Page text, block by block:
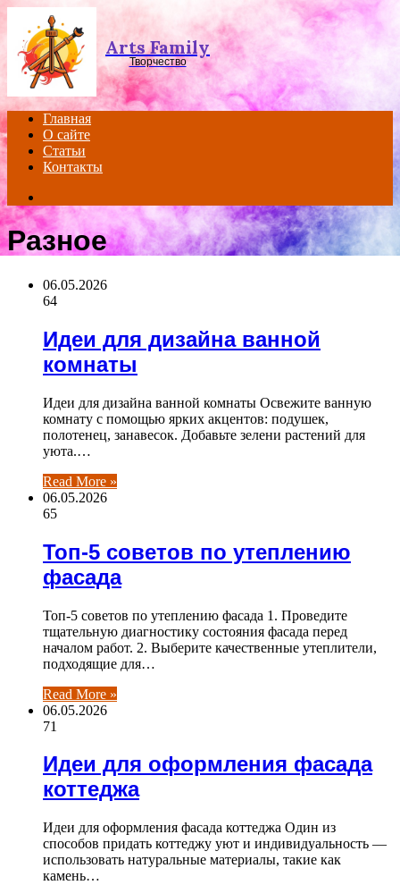
Arts Family
Творчество
Главная
О сайте
Статьи
Контакты
for
Разное
06.05.2026
64
Идеи для дизайна ванной
комнаты
Идеи для дизайна ванной комнаты Освежите ванную
комнату с помощью ярких акцентов: подушек,
полотенец, занавесок. Добавьте зелени растений для
уюта.…
Read More »
06.05.2026
65
Топ-5 советов по утеплению
фасада
Топ-5 советов по утеплению фасада 1. Проведите
тщательную диагностику состояния фасада перед
началом работ. 2. Выберите качественные утеплители,
подходящие для…
Read More »
06.05.2026
71
Идеи для оформления фасада
коттеджа
Идеи для оформления фасада коттеджа Один из
способов придать коттеджу уют и индивидуальность —
использовать натуральные материалы, такие как
камень…